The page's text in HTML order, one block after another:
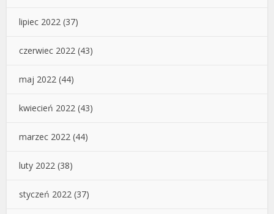
lipiec 2022 (37)
czerwiec 2022 (43)
maj 2022 (44)
kwiecień 2022 (43)
marzec 2022 (44)
luty 2022 (38)
styczeń 2022 (37)